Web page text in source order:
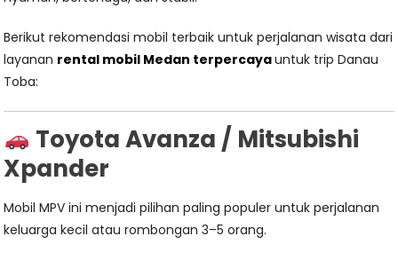
Berikut rekomendasi mobil terbaik untuk perjalanan wisata dari
layanan rental mobil Medan terpercayauntuk trip Danau
Toba:
Toyota Avanza / Mitsubishi
Xpander
Mobil MPV ini menjadi pilihan paling populer untuk perjalanan
keluarga kecil atau rombongan 3–5 orang.